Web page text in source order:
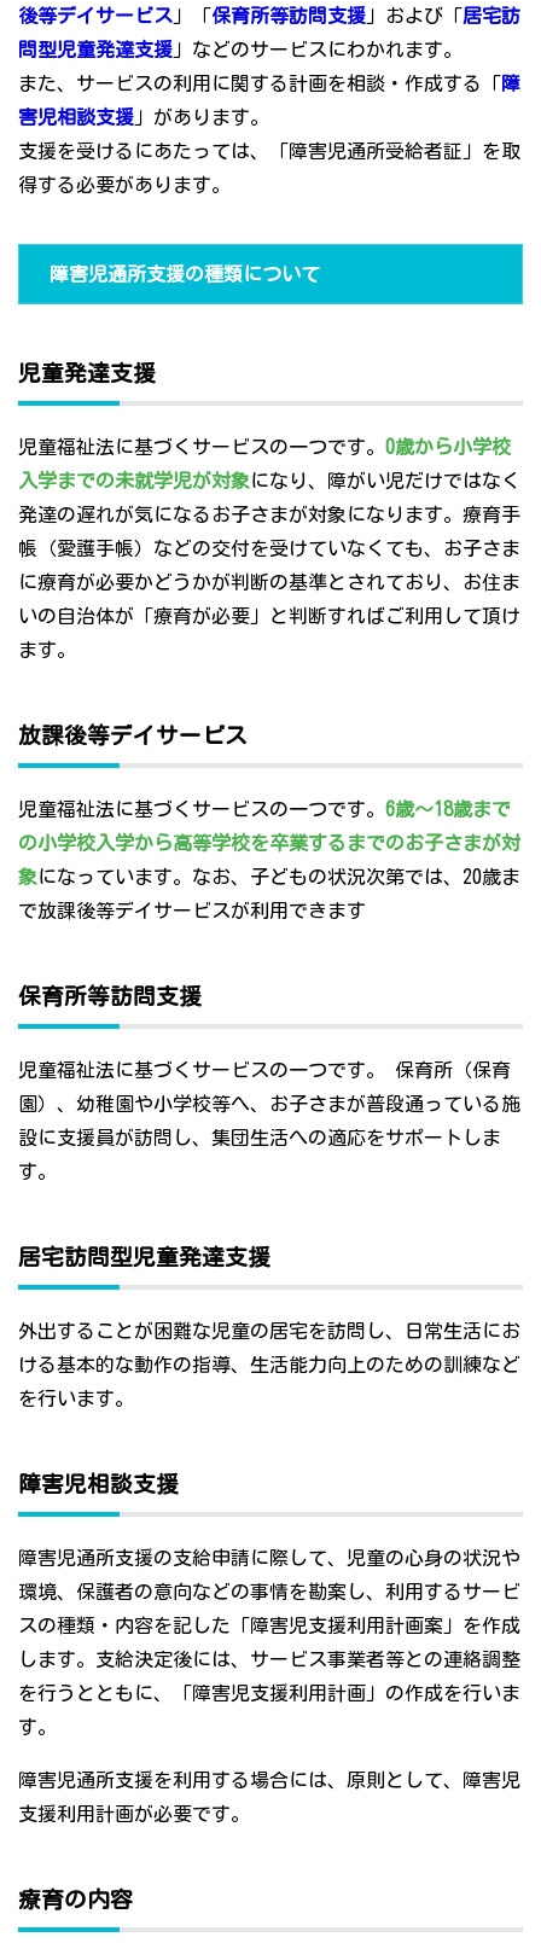
後等デイサービス 」「保育所等訪問支援 」および「居宅訪
問型児童発達支援 」などのサービスにわかれます。
また、サービスの利用に関する計画を相談・作成する「障
害児相談支援 」があります。
支援を受けるにあたっては、「障害児通所受給者証」を取
得する必要があります。
障害児通所支援の種類について
児童発達支援
児童福祉法に基づくサービスの一つです。 0歳から小学校
入学までの未就学児が対象になり、障がい児だけではなく
発達の遅れが気になるお子さまが対象になります。療育手
帳（愛護手帳）などの交付を受けていなくても、お子さま
に療育が必要かどうかが判断の基準とされており、お住ま
いの自治体が「療育が必要」と判断すればご利用して頂け
ます。
放課後等デイサービス
児童福祉法に基づくサービスの一つです。 6歳～18歳まで
の小学校入学から高等学校を卒業するまでのお子さまが対
象になっています。なお、子どもの状況次第では、20歳ま
で放課後等デイサービスが利用できます
保育所等訪問支援
児童福祉法に基づくサービスの一つです。 保育所（保育
園）、幼稚園や小学校等へ、お子さまが普段通っている施
設に支援員が訪問し、集団生活への適応をサポートしま
す。
居宅訪問型児童発達支援
外出することが困難な児童の居宅を訪問し、日常生活にお
ける基本的な動作の指導、生活能力向上のための訓練など
を行います。
障害児相談支援
障害児通所支援の支給申請に際して、児童の心身の状況や
環境、保護者の意向などの事情を勘案し、利用するサービ
スの種類・内容を記した「障害児支援利用計画案」を作成
します。支給決定後には、サービス事業者等との連絡調整
を行うとともに、「障害児支援利用計画」の作成を行いま
す。
障害児通所支援を利用する場合には、原則として、障害児
支援利用計画が必要です。
療育の内容